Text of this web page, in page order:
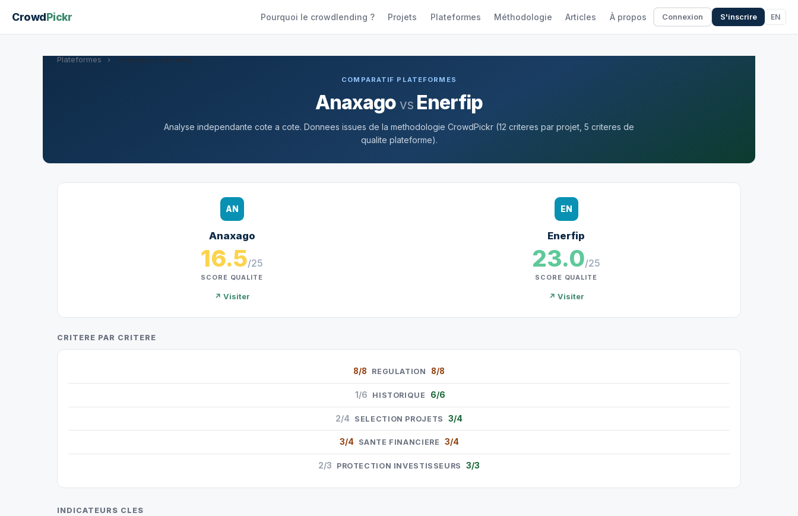
CrowdPickr Pourquoi le crowdlending ? Projets Plateformes Méthodologie Articles À propos Connexion S'inscrire EN
Plateformes › Anaxago vs Enerfip
COMPARATIF PLATEFORMES
Anaxago vs Enerfip
Analyse independante cote a cote. Donnees issues de la methodologie CrowdPickr (12 criteres par projet, 5 criteres de
qualite plateforme).
AN
Anaxago
16.5/25
SCORE QUALITE
↗ Visiter
EN
Enerfip
23.0/25
SCORE QUALITE
↗ Visiter
CRITERE PAR CRITERE
8/8 REGULATION 8/8
1/6 HISTORIQUE 6/6
2/4 SELECTION PROJETS 3/4
3/4 SANTE FINANCIERE 3/4
2/3 PROTECTION INVESTISSEURS 3/3
INDICATEURS CLES